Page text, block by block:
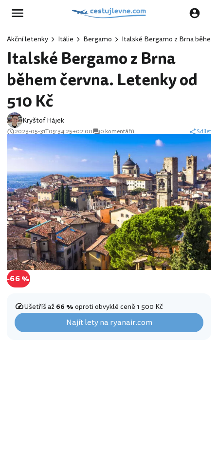
Akční letenky Itálie Bergamo Italské Bergamo z Brna
Italské Bergamo z Brna
během června. Letenky od
510 Kč
Kryštof Hájek
2023-05-31T09:34:25+02:00 0 komentářů Sdílet
-66 %
Ušetříš až66 %oproti obvyklé ceně 1 500 Kč
Najít lety na ryanair.com